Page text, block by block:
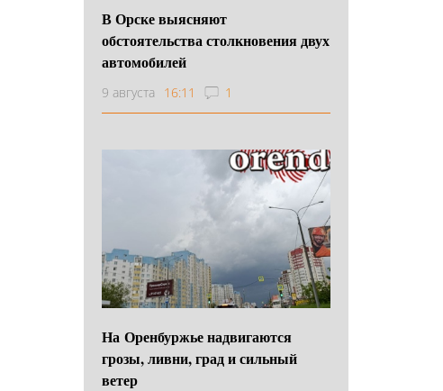
В Орске выясняют
обстоятельства столкновения двух
автомобилей
9 августа 16:11 1
На Оренбуржье надвигаются
грозы, ливни, град и сильный
ветер